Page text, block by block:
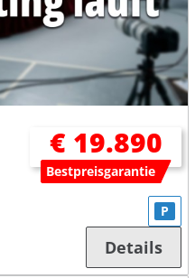
€ 19.890
Bestpreisgarantie
P
Details